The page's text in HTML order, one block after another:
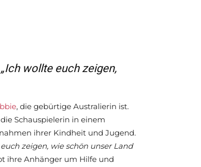
„Ich wollte euch zeigen,
, die gebürtige Australierin ist.
Schauspielerin in einem
ihrer Kindheit und Jugend.
zeigen, wie schön unser Land
ihre Anhänger um Hilfe und